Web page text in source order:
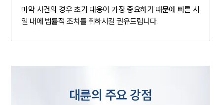
마약 사건의 경우 초기 대응이 가장 중요하기 때문에 빠른 시
일 내에 법률적 조치를 취하시길 권유드립니다.
대륜의 주요 강점